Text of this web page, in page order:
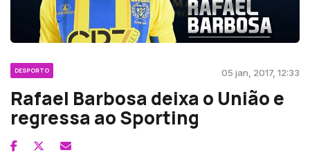
DESPORTO 05 jan, 2017, 12:33
Rafael Barbosa deixa o União e
regressa ao Sporting